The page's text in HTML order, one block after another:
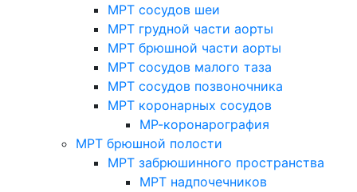
МРТ сосудов шеи
МРТ грудной части аорты
МРТ брюшной части аорты
МРТ сосудов малого таза
МРТ сосудов позвоночника
МРТ коронарных сосудов
МР-коронарография
МРТ брюшной полости
МРТ забрюшинного пространства
МРТ надпочечников